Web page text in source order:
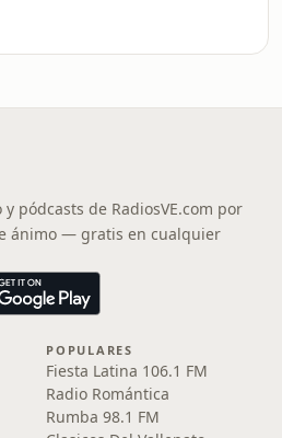
pódcasts de RadiosVE.com por
ánimo — gratis en cualquier
POPULARES
Fiesta Latina 106.1 FM
Radio Romántica
Rumba 98.1 FM